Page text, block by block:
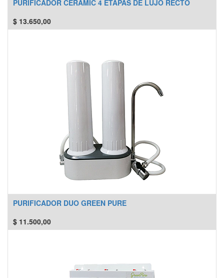
PURIFICADOR CERAMIC 4 ETAPAS DE LUJO RECTO
$ 13.650,00
PURIFICADOR DUO GREEN PURE
$ 11.500,00